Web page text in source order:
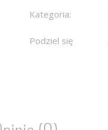
Kategoria:
Podziel się